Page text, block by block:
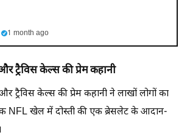
1 month ago
ट्रैविस केल्स की प्रेम कहानी
ट्रैविस केल्स की प्रेम कहानी ने लाखों लोगों का
NFL खेल में दोस्ती की एक ब्रेसलेट के आदान-